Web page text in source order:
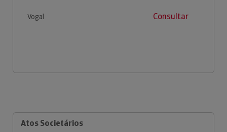
Vogal Consultar
Atos Societários